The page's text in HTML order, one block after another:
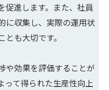
促進します。また、社員
に収集し、実際の運用状
も大切です。
や効果を評価することが
って得られた生産性向上